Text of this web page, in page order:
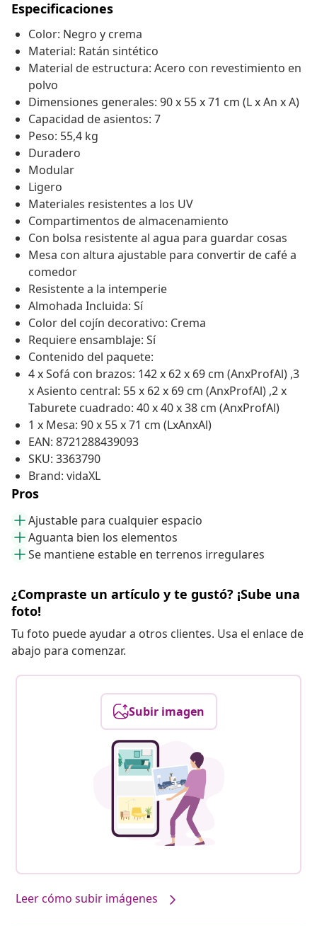
Especificaciones
Color: Negro y crema
Material: Ratán sintético
Material de estructura: Acero con revestimiento en
polvo
Dimensiones generales: 90 x 55 x 71 cm (L x An x A)
Capacidad de asientos: 7
Peso: 55,4 kg
Duradero
Modular
Ligero
Materiales resistentes a los UV
Compartimentos de almacenamiento
Con bolsa resistente al agua para guardar cosas
Mesa con altura ajustable para convertir de café a
comedor
Resistente a la intemperie
Almohada Incluida: Sí
Color del cojín decorativo: Crema
Requiere ensamblaje: Sí
Contenido del paquete:
4 x Sofá con brazos: 142 x 62 x 69 cm (AnxProfAl) ,3
x Asiento central: 55 x 62 x 69 cm (AnxProfAl) ,2 x
Taburete cuadrado: 40 x 40 x 38 cm (AnxProfAl)
1 x Mesa: 90 x 55 x 71 cm (LxAnxAl)
EAN: 8721288439093
SKU: 3363790
Brand: vidaXL
Pros
Ajustable para cualquier espacio
Aguanta bien los elementos
Se mantiene estable en terrenos irregulares
¿Compraste un artículo y te gustó? ¡Sube una
foto!
Tu foto puede ayudar a otros clientes. Usa el enlace de
abajo para comenzar.
Subir imagen
Leer cómo subir imágenes